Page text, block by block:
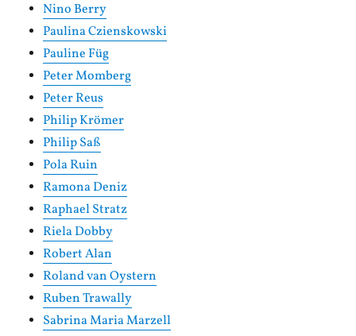
Nino Berry
Paulina Czienskowski
Pauline Füg
Peter Momberg
Peter Reus
Philip Krömer
Philip Saß
Pola Ruin
Ramona Deniz
Raphael Stratz
Riela Dobby
Robert Alan
Roland van Oystern
Ruben Trawally
Sabrina Maria Marzell